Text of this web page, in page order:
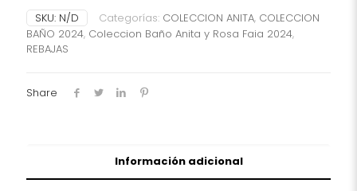
ELNA
Hermine
Ref:
SKU: N/D Categorías: COLECCION ANITA, COLECCION
BAÑO 2024, Coleccion Baño Anita y Rosa Faia 2024,
REBAJAS
Share
Información adicional